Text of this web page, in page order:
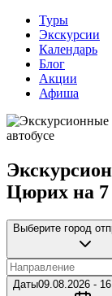
Туры
Экскурсии
Календарь
Блог
Акции
Афиша
Цюрих на 7
Выберите город
Даты09.08.2026 -